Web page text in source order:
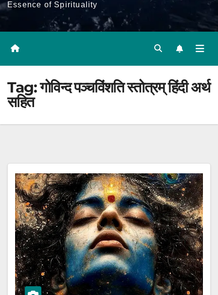
Essence of Spirituality
Tag:गोविन्द पञ्चविंशति स्तोत्रम् हिंदी अर्थ
सहित